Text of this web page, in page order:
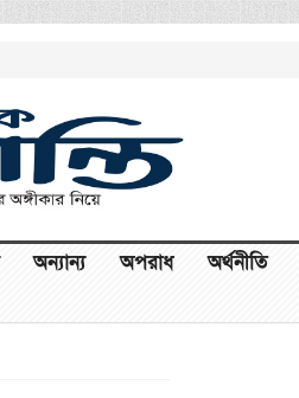
অন্যান্য অপরাধ অর্থনীতি